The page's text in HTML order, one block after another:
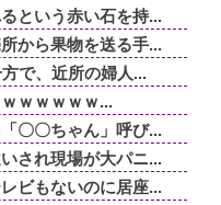
という赤い石を持...
から果物を送る手...
で、近所の婦人...
ｗｗｗｗｗ...
〇〇ちゃん」呼び...
され現場が大パニ...
ビもないのに居座...